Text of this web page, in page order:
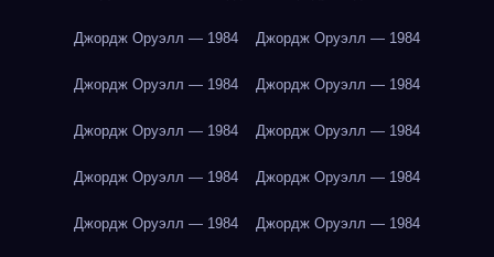
Джордж Оруэлл — 1984 Джордж Оруэлл — 1984
Джордж Оруэлл — 1984 Джордж Оруэлл — 1984
Джордж Оруэлл — 1984 Джордж Оруэлл — 1984
Джордж Оруэлл — 1984 Джордж Оруэлл — 1984
Джордж Оруэлл — 1984 Джордж Оруэлл — 1984